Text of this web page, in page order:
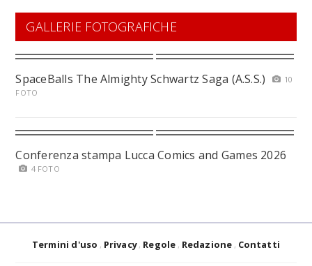
GALLERIE FOTOGRAFICHE
SpaceBalls The Almighty Schwartz Saga (A.S.S.)
10
FOTO
Conferenza stampa Lucca Comics and Games 2026
4 FOTO
Termini d'uso Privacy Regole Redazione Contatti